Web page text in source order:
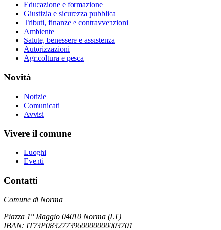
Educazione e formazione
Giustizia e sicurezza pubblica
Tributi, finanze e contravvenzioni
Ambiente
Salute, benessere e assistenza
Autorizzazioni
Agricoltura e pesca
Novità
Notizie
Comunicati
Avvisi
Vivere il comune
Luoghi
Eventi
Contatti
Comune di Norma
Piazza 1° Maggio 04010 Norma (LT)
IBAN: IT73P0832773960000000003701